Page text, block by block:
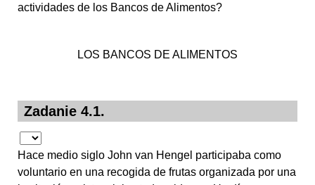
actividades de los Bancos de Alimentos?
LOS BANCOS DE ALIMENTOS
Zadanie 4.1.
Hace medio siglo John van Hengel participaba como
voluntario en una recogida de frutas organizada por una